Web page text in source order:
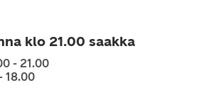
klo 21.00 saakka
- 21.00
18.00